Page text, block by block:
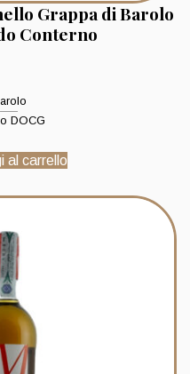
Grappa di Barolo
Conterno
DOCG
al carrello